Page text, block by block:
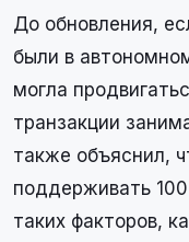
До обновления,
были в
могла
транзакции
также объяснил,
поддерживать
таких факторов,